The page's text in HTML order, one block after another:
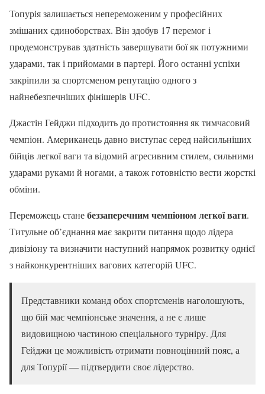
Топурія залишається непереможеним у професійних
змішаних єдиноборствах. Він здобув 17 перемог і
продемонстрував здатність завершувати бої як потужними
ударами, так і прийомами в партері. Його останні успіхи
закріпили за спортсменом репутацію одного з
найнебезпечніших фінішерів UFC.
Джастін Гейджи підходить до протистояння як тимчасовий
чемпіон. Американець давно виступає серед найсильніших
бійців легкої ваги та відомий агресивним стилем, сильними
ударами руками й ногами, а також готовністю вести жорсткі
обміни.
Переможець станебеззаперечним чемпіоном легкої ваги.
Титульне об’єднання має закрити питання щодо лідера
дивізіону та визначити наступний напрямок розвитку однієї
з найконкурентніших вагових категорій UFC.
Представники команд обох спортсменів наголошують,
що бій має чемпіонське значення, а не є лише
видовищною частиною спеціального турніру. Для
Гейджи це можливість отримати повноцінний пояс, а
для Топурії — підтвердити своє лідерство.